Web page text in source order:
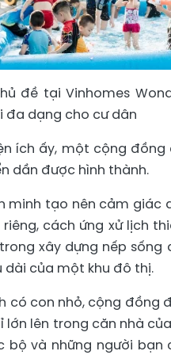
đề tại Vinhomes
đa dạng cho cư dân
ích ấy, một cộng
dần được hình thành.
minh tạo nên cảm
cách ứng xử lịch
xây dựng nếp
dài của một khu đô thị.
có con nhỏ, cộng
lớn lên trong căn nhà
bộ và những người bạn